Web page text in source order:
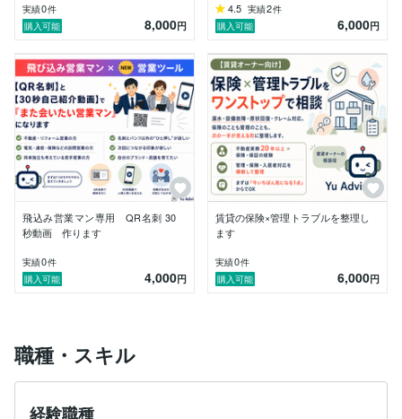
・賃貸オーナー様の悩み整理
・空室、滞納、クレーム、管理会社対応の相談
・漏水、原状回復、保険確認の論点整理
・募集チラシ、物件資料、説明文の作成
・訪問営業向けのQR名刺、自己紹介動画づくり
・業務フロー、チェックリスト、マニュアル整備
・ChatGPTやフォームを使った業務整理
------------------------------
【大切にしていること】
難しい専門用語を並べるのではなく、
「誰に、何を確認すればよいか」
「どう伝えれば動きやすいか」
------------------------------
【保有資格】
・宅地建物取引士
実績0件
購入可能
8,000円
4.5 実績2件
購入可能
6,000円
飛込み営業マン専用 QR名刺 30
秒動画 作ります
実績0件
購入可能
4,000円
賃貸の保険×管理トラブルを整理し
ます
実績0件
購入可能
6,000円
職種・スキル
経験職種